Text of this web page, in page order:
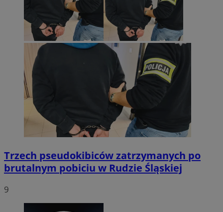
Trzech pseudokibiców zatrzymanych po
brutalnym pobiciu w Rudzie Śląskiej
9